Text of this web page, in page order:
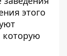
этого